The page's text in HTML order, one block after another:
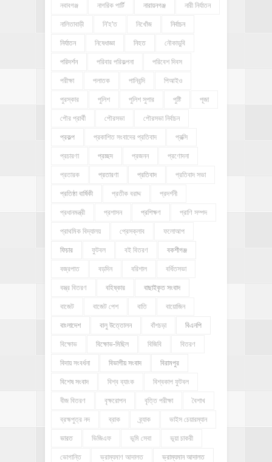
নবাবগঞ্জ নাগরিক পার্টি নারায়নগঞ্জ নারী নির্যাতন
নালিতাবাড়ী নি'হ'ত নিখোঁজ নির্বাচন
নির্যাতন নিষেধাজ্ঞা নিহত নৌকাডুবি
পরিদর্শন পরিবার পরিকল্পনা পরিবেশ দিবস
পরীক্ষা পলাতক পানিবন্দি পিআইও
পুরস্কার পুলিশ পুলিশ সুপার পুষ্টি পূজা
পৌর প্রার্থী পৌরসভা পৌরসভা নির্বাচন
প্রকল্প প্রকাশিত সংবাদের প্রতিবাদ প্রক্সি
প্রচারণা প্রচ্ছদ প্রজনন প্রণোদনা
প্রতারক প্রতারণা প্রতিবাদ প্রতিবাদ সভা
প্রতিষ্ঠা বার্ষিকী প্রতীক বরাদ্দ প্রদর্শনী
প্রধানমন্ত্রী প্রশাসন প্রশিক্ষণ প্রাণি সম্পদ
প্রাথমিক বিদ্যালয় প্রেসক্লাব ফলোআপ
ফিচার ফুটবল বই বিতরণ বকশীগঞ্জ
বজ্রপাত বড়দিন বরিশাল বর্ধিতসভা
বস্ত্র বিতরণ বহিষ্কার বাছাইকৃত সংবাদ
বাজেট বাজেট পেশ বাতি বায়োজিন
বাংলাদেশ বালু উত্তোলন বাঁশচড়া বিএনপি
বিক্ষোভ বিক্ষোভ-মিছিল বিজিবি বিতরণ
বিদায় সংবর্ধনা বিভাগীয় সংবাদ বিরামপুর
বিশেষ সংবাদ বিশ্ব ব্যাংক বিশ্বকাপ ফুটবল
বীজ বিতরণ বৃক্ষরোপন বৃত্তি পরীক্ষা বৈশাখ
ব্রহ্মপুত্র নদ ব্রাক ব্র্যাক ভাইস চেয়ারম্যান
ভারত ভিজিএফ ভূমি সেবা ভূয়া চাকরী
ভোগান্তি ভ্রাম্যমাণ আদালত ভ্রাম্যমান আদালত